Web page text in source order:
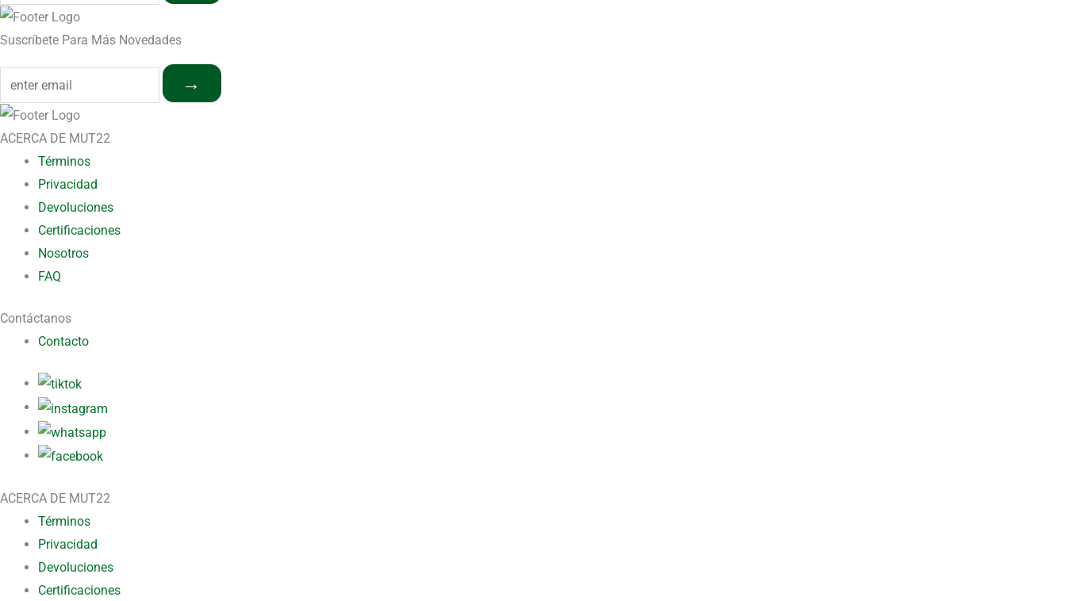
Suscríbete Para Más Novedades
→
ACERCA DE MUT22
Términos
Privacidad
Devoluciones
Certificaciones
Nosotros
FAQ
Contáctanos
Contacto
ACERCA DE MUT22
Términos
Privacidad
Devoluciones
Certificaciones